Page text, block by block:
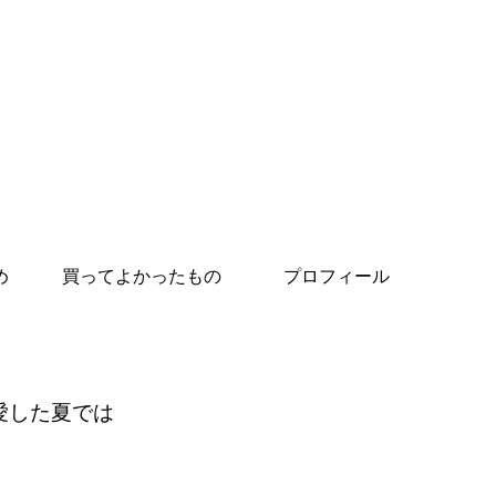
買ってよかったもの プロフィール
した夏では